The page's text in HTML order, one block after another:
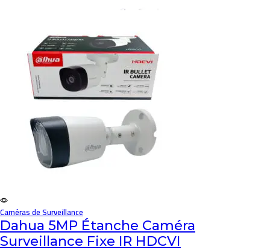
Caméras de Surveillance
Dahua 5MP Étanche Caméra
Surveillance Fixe IR HDCVI